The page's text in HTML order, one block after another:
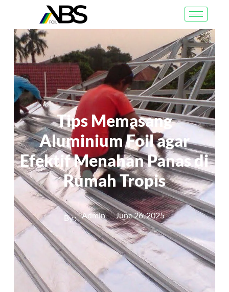
Tips Memasang
Aluminium Foil agar
Efektif Menahan Panas di
Rumah Tropis
By : Admin June 26, 2025